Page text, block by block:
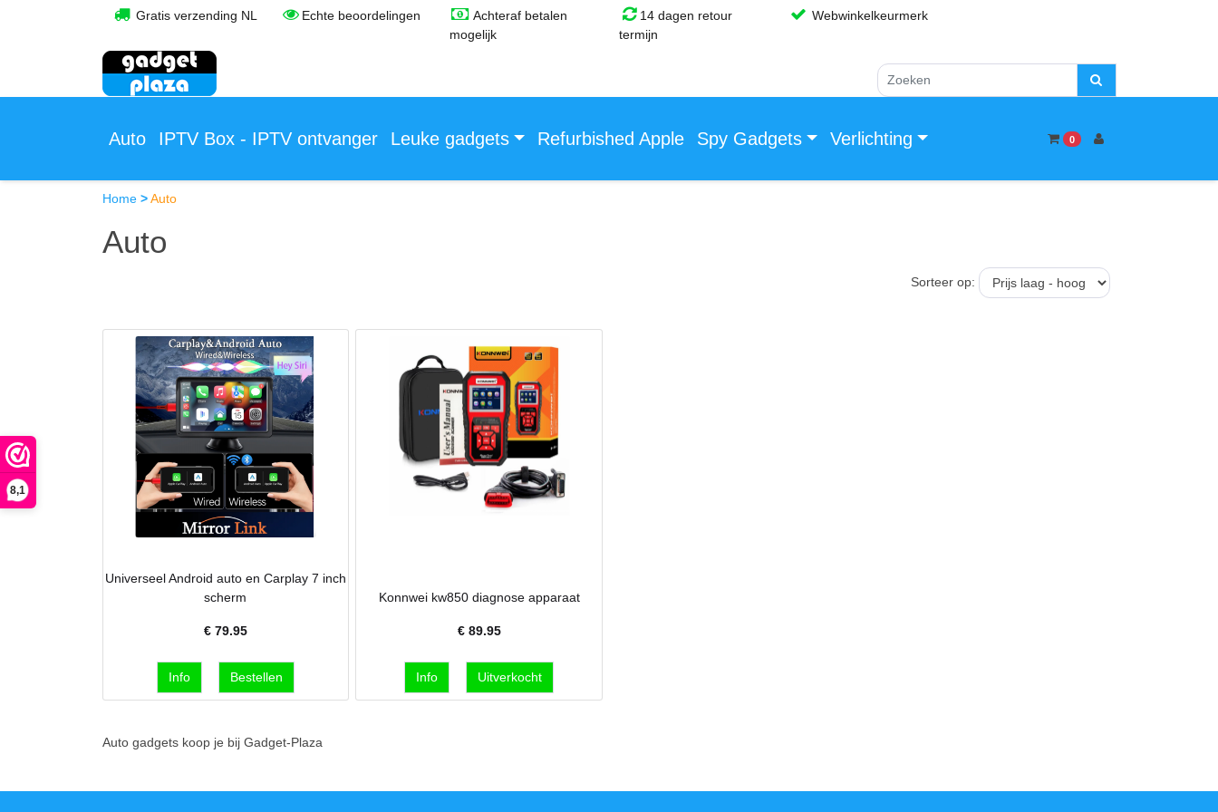
8,1
Gratis verzending NL Echte beoordelingen
Achteraf betalen
mogelijk
14 dagen retour
termijn
Webwinkelkeurmerk
Auto IPTV Box - IPTV ontvanger Leuke gadgets Refurbished Apple Spy Gadgets Verlichting 0
Home > Auto
Auto
Sorteer op:
Universeel Android auto en Carplay 7 inch
scherm
€ 79.95
Konnwei kw850 diagnose apparaat
€ 89.95
Auto gadgets koop je bij Gadget-Plaza